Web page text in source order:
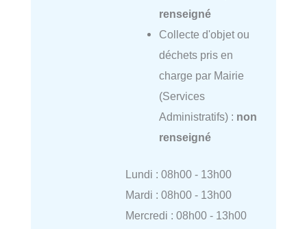
renseigné
Collecte d'objet ou
déchets pris en
charge par Mairie
(Services
Administratifs) : non
renseigné
Lundi : 08h00 - 13h00
Mardi : 08h00 - 13h00
Mercredi : 08h00 - 13h00